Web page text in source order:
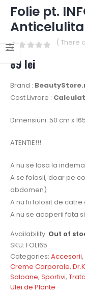
Folie pt.
Anticelulita
( There
89 lei
Brand :
Cost Livrare :
Dimensiuni: 50 cm x
ATENTIE!!!
A nu se lasa la
A se folosii, doar pe
abdomen)
A nu fii folosit de
A nu se acoperii fata
Availability: Out of
SKU: FOL165
Categories: Accesorii,
Creme Corporale,
Saloane, Sportivi,
Ulei de Plante